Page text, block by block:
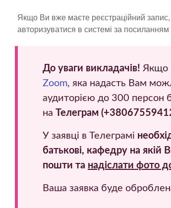
Якщо Ви вже маєте реєстраційний
авторизуватися в системі за
До уваги викладачів! Якщо
Zoom, яка надасть Вам
аудиторією до 300 персон
на
Телеграм
У заявці в Телеграмі
батькові, кафедру на якій
пошти та надіслати фото
Ваша заявка буде